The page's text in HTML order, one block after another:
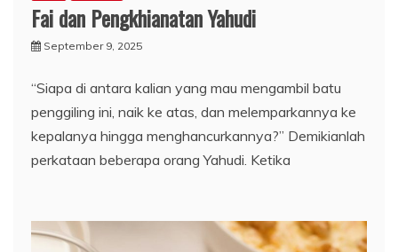
Fai dan Pengkhianatan Yahudi
September 9, 2025
“Siapa di antara kalian yang mau mengambil batu
penggiling ini, naik ke atas, dan melemparkannya ke
kepalanya hingga menghancurkannya?” Demikianlah
perkataan beberapa orang Yahudi. Ketika